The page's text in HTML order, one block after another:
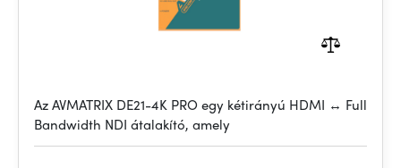
Az AVMATRIX DE21-4K PRO egy kétirányú HDMI ↔ Full
Bandwidth NDI átalakító, amely